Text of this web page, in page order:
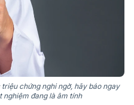
chứng nghi ngờ, hãy báo ngay
nghiệm đang là âm tính